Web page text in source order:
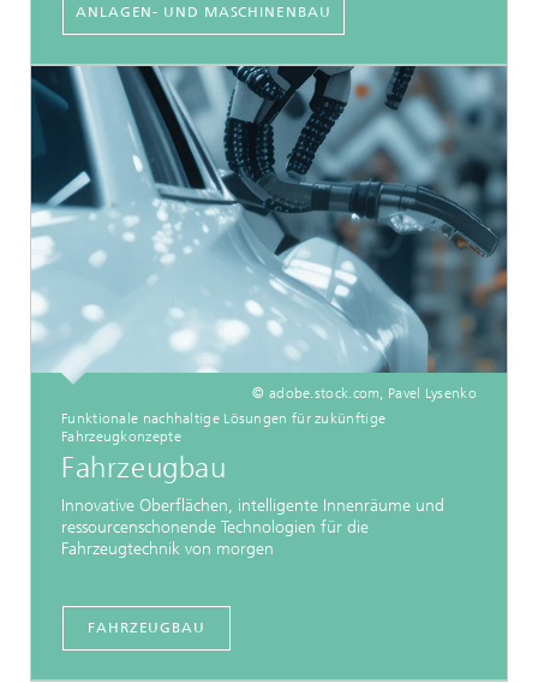
ANLAGEN- UND MASCHINENBAU
© adobe.stock.com, Pavel Lysenko
Funktionale nachhaltige Lösungen für zukünftige
Fahrzeugkonzepte
Fahrzeugbau
Innovative Oberflächen, intelligente Innenräume und
ressourcenschonende Technologien für die
Fahrzeugtechnik von morgen
FAHRZEUGBAU